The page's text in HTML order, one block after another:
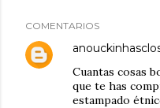
COMENTARIOS
Cuantas cosas
que te has
estampado